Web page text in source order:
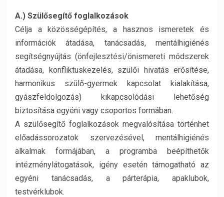
A.) Szülősegítő foglalkozások
Célja a közösségépítés, a hasznos ismeretek és
információk átadása, tanácsadás, mentálhigiénés
segítségnyújtás (önfejlesztési/önismereti módszerek
átadása, konfliktuskezelés, szülői hivatás erősítése,
harmonikus szülő-gyermek kapcsolat kialakítása,
gyászfeldolgozás) kikapcsolódási lehetőség
biztosítása egyéni vagy csoportos formában.
A szülősegítő foglalkozások megvalósítása történhet
előadássorozatok szervezésével, mentálhigiénés
alkalmak formájában, a programba beépíthetők
intézménylátogatások, igény esetén támogatható az
egyéni tanácsadás, a párterápia, apaklubok,
testvérklubok.